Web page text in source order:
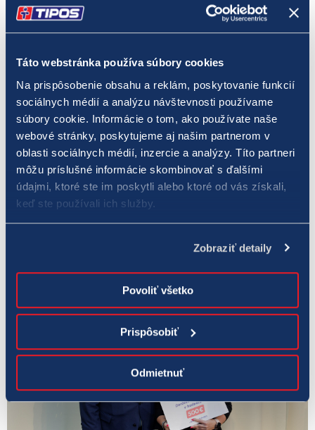
Táto webstránka používa súbory cookies
Na prispôsobenie obsahu a reklám, poskytovanie funkcií
sociálnych médií a analýzu návštevnosti používame
súbory cookie. Informácie o tom, ako používate naše
webové stránky, poskytujeme aj našim partnerom v
oblasti sociálnych médií, inzercie a analýzy. Títo partneri
môžu príslušné informácie skombinovať s ďalšími
údajmi, ktoré ste im poskytli alebo ktoré od vás získali,
keď ste používali ich služby.
Zobraziť detaily
Povoliť všetko
Prispôsobiť
Odmietnuť
Generálny riaditeľ TIPOSu Michal Hutník ocenil Cenou TIPOSu
vedúcu Pošty Pruské Ivetu Živčicovú za najlepšiu predajkyňu
číselných lotérií. (Foto: Slovenská pošta)
Najlepšou predajkyňou číselných lotérií od spoločnosti TIPOS
bola vyhodnotená vedúca Pošty Pruské Iveta Živčicová a
najlepšou predajkyňou okamžitých lotérií – žrebov bola v